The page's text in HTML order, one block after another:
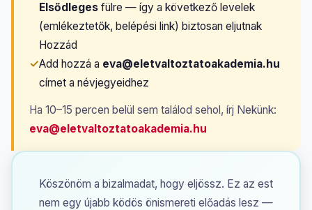
Elsődleges fülre — így a következő levelek
(emlékeztetők, belépési link) biztosan eljutnak
Hozzád
✓Add hozzá a eva@eletvaltoztatoakademia.hu
címet a névjegyeidhez
Ha 10–15 percen belül sem találod sehol, írj Nekünk:
eva@eletvaltoztatoakademia.hu
Köszönöm a bizalmadat, hogy eljössz. Ez az est
nem egy újabb ködös önismereti előadás lesz —